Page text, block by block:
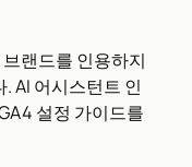
랜드를 인용하지
AI 어시스턴트 인
설정 가이드를